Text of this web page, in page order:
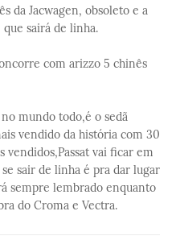
da Jacwagen, obsoleto e a
que sairá de linha.
com arizzo 5 chinês
mundo todo,é o sedã
vendido da história com 30
vendidos,Passat vai ficar em
sair de linha é pra dar lugar
sempre lembrado enquanto
do Croma e Vectra.